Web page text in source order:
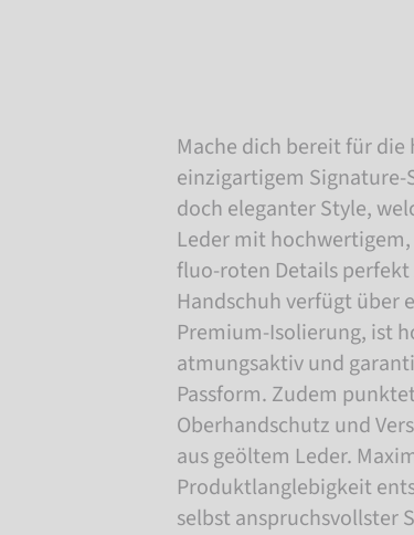
Mache dich bereit für
einzigartigem
doch eleganter Style,
Leder mit
fluo-roten Details
Handschuh verfügt über
Premium-Isolierung, ist
atmungsaktiv und
Passform. Zudem
Oberhandschutz und
aus geöltem Leder.
Produktlanglebigkeit
selbst anspruchsvollster